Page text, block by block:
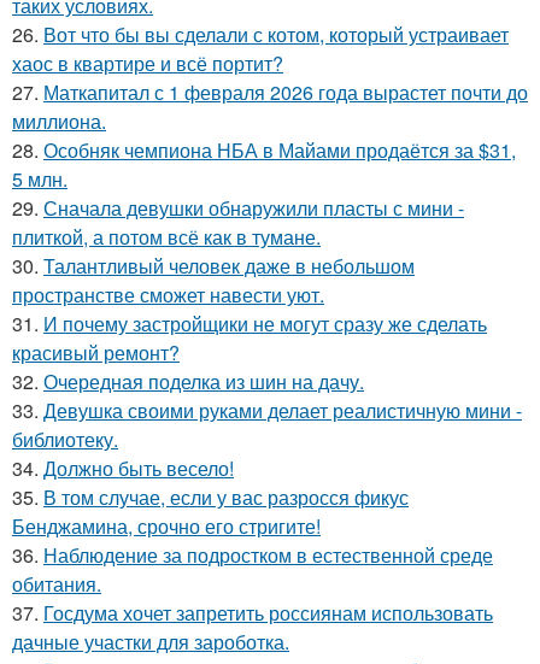
26. Вот что бы вы сделали с котом, который устраивает
хаос в квартире и всё портит?
27. Маткапитал с 1 февраля 2026 года вырастет почти до
миллиона.
28. Особняк чемпиона НБА в Майами продаётся за $31,
5 млн.
29. Сначала девушки обнаружили пласты с мини -
плиткой, а потом всё как в тумане.
30. Талантливый человек даже в небольшом
пространстве сможет навести уют.
31. И почему застройщики не могут сразу же сделать
красивый ремонт?
32. Очередная поделка из шин на дачу.
33. Девушка своими руками делает реалистичную мини -
библиотеку.
34. Должно быть весело!
35. В том случае, если у вас разросся фикус
Бенджамина, срочно его стригите!
36. Наблюдение за подростком в естественной среде
обитания.
37. Госдума хочет запретить россиянам использовать
дачные участки для зароботка.